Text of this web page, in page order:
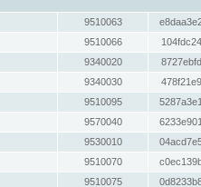
9510063
9510066
9340020
9340030
9510095
9570040
9530010
9510070
9510075